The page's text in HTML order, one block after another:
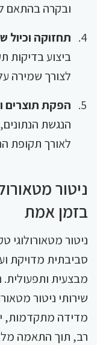
ובקרה בהתאם
תחזוקה וכיול
ביצוע בדיקות
לצורך שמירה
הפקת תוצרים
הנגשת
לאורך תקופת
ניטור
בזמן אמת
ניטור
סביבתית מדויקת
מבצעית
שירותי ניטור
מדידה מתקדמות,
רב, תוך התאמה